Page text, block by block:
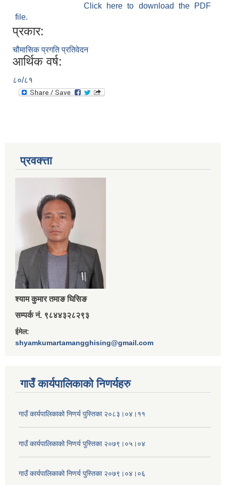
Click here to download the PDF
file.
प्रकार:
चौमासिक प्रगति प्रतिवेदन
आर्थिक वर्ष:
८०/८१
प्रवक्त्ता
श्‍याम कुमार तमाङ घिसिङ
सम्पर्क नं. ९८४४३२८२९३
ईमेल:
shyamkumartamangghising@gmail.com
गाउँ कार्यपालिकाकाे निणर्यहरु
गाउँ कार्यपालिकाको निणर्य पुस्तिका २०८३।०४।११
गाउँ कार्यपालिकाको निणर्य पुस्तिका २०७९।०५।०४
गाउँ कार्यपालिकाको निणर्य पुस्तिका २०७९।०४।०६